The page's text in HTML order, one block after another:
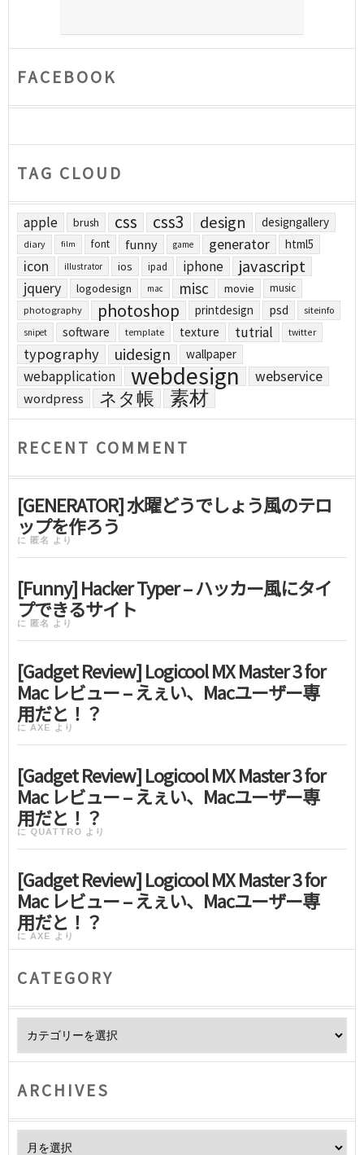
FACEBOOK
TAG CLOUD
apple brush css css3 design designgallery
diary film font funny game generator html5
icon illustrator ios ipad iphone javascript
jquery logodesign mac misc movie music
photography photoshop printdesign psd siteinfo
snipet software template texture tutrial twitter
typography uidesign wallpaper
webapplication webdesign webservice
wordpress ネタ帳 素材
RECENT COMMENT
[GENERATOR] 水曜どうでしょう風のテロ
ップを作ろう
に 匿名 より
[Funny] Hacker Typer – ハッカー風にタイ
プできるサイト
に 匿名 より
[Gadget Review] Logicool MX Master 3 for
Mac レビュー – えぇい、Macユーザー専
用だと！？
に AXE より
[Gadget Review] Logicool MX Master 3 for
Mac レビュー – えぇい、Macユーザー専
用だと！？
に QUATTRO より
[Gadget Review] Logicool MX Master 3 for
Mac レビュー – えぇい、Macユーザー専
用だと！？
に AXE より
CATEGORY
ARCHIVES